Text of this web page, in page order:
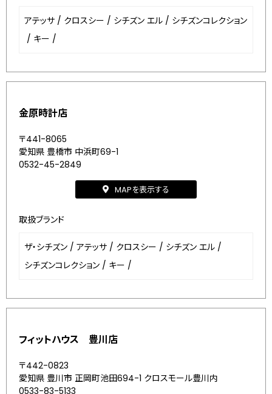
アテッサ / クロスシー / シチズン エル / シチズンコレクション
/ キー /
金原時計店
〒441-8065
愛知県 豊橋市 中浜町69-1
0532-45-2849
MAPを表示する
取扱ブランド
ザ・シチズン / アテッサ / クロスシー / シチズン エル /
シチズンコレクション / キー /
フィットハウス 豊川店
〒442-0823
愛知県 豊川市 正岡町池田694-1 クロスモール豊川内
0533-83-5133